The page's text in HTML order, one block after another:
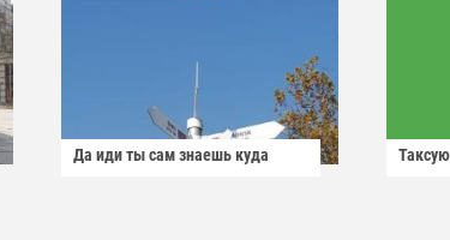
Да иди ты сам знаешь куда